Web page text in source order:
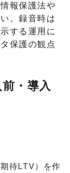
報保護法や
。録音時は
する運用に
保護の観点
・導入
待LTV）を作